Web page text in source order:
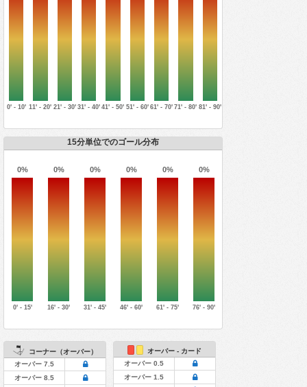
0' - 10' 11' - 20' 21' - 30' 31' - 40' 41' - 50' 51' - 60' 61' - 70' 71' - 80' 81' - 90'
15分単位でのゴール分布
0% 0% 0% 0% 0% 0%
0' - 15' 16' - 30' 31' - 45' 46' - 60' 61' - 75' 76' - 90'
コーナー（オーバー）
オーバー 7.5
オーバー 8.5
オーバー - カード
オーバー 0.5
オーバー 1.5